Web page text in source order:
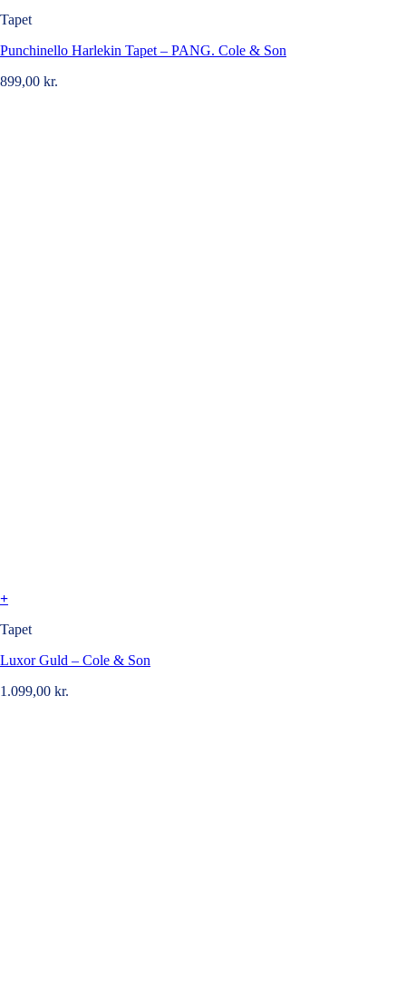
Tapet
Punchinello Harlekin Tapet – PANG. Cole & Son
899,00 kr.
+
Tapet
Luxor Guld – Cole & Son
1.099,00 kr.